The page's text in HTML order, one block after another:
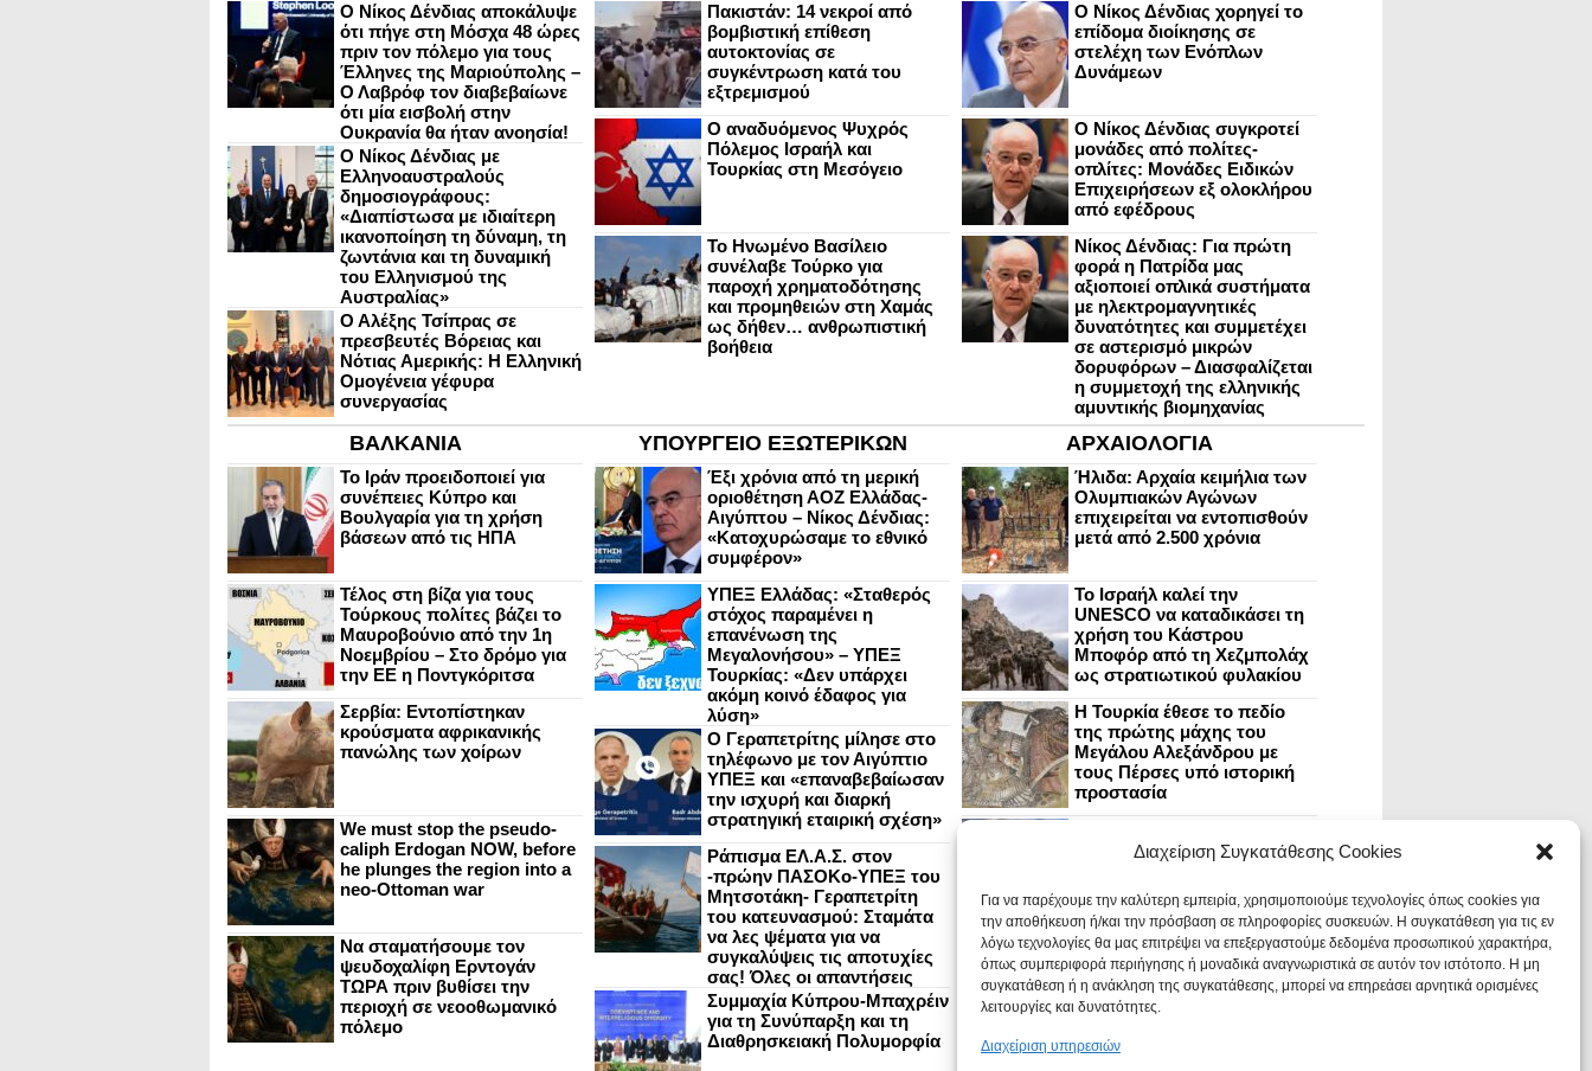
Διαχείριση Συγκατάθεσης Cookies
Για να παρέχουμε την καλύτερη εμπειρία, χρησιμοποιούμε τεχνολογίες όπως cookies για
την αποθήκευση ή/και την πρόσβαση σε πληροφορίες συσκευών. Η συγκατάθεση για τις εν
λόγω τεχνολογίες θα μας επιτρέψει να επεξεργαστούμε δεδομένα προσωπικού χαρακτήρα,
όπως συμπεριφορά περιήγησης ή μοναδικά αναγνωριστικά σε αυτόν τον ιστότοπο. Η μη
συγκατάθεση ή η ανάκληση της συγκατάθεσης, μπορεί να επηρεάσει αρνητικά ορισμένες
λειτουργίες και δυνατότητες.
Διαχείριση υπηρεσιών
Ο Νίκος Δένδιας αποκάλυψε
ότι πήγε στη Μόσχα 48 ώρες
πριν τον πόλεμο για τους
Έλληνες της Μαριούπολης –
Ο Λαβρόφ τον διαβεβαίωνε
ότι μία εισβολή στην
Ουκρανία θα ήταν ανοησία!
Ο Νίκος Δένδιας με
Ελληνοαυστραλούς
δημοσιογράφους:
«Διαπίστωσα με ιδιαίτερη
ικανοποίηση τη δύναμη, τη
ζωντάνια και τη δυναμική
του Ελληνισμού της
Αυστραλίας»
Ο Αλέξης Τσίπρας σε
πρεσβευτές Βόρειας και
Νότιας Αμερικής: Η Ελληνική
Ομογένεια γέφυρα
συνεργασίας
Πακιστάν: 14 νεκροί από
βομβιστική επίθεση
αυτοκτονίας σε
συγκέντρωση κατά του
εξτρεμισμού
Ο αναδυόμενος Ψυχρός
Πόλεμος Ισραήλ και
Τουρκίας στη Μεσόγειο
Το Ηνωμένο Βασίλειο
συνέλαβε Τούρκο για
παροχή χρηματοδότησης
και προμηθειών στη Χαμάς
ως δήθεν… ανθρωπιστική
βοήθεια
Ο Νίκος Δένδιας χορηγεί το
επίδομα διοίκησης σε
στελέχη των Ενόπλων
Δυνάμεων
Ο Νίκος Δένδιας συγκροτεί
μονάδες από πολίτες-
οπλίτες: Μονάδες Ειδικών
Επιχειρήσεων εξ ολοκλήρου
από εφέδρους
Νίκος Δένδιας: Για πρώτη
φορά η Πατρίδα μας
αξιοποιεί οπλικά συστήματα
με ηλεκτρομαγνητικές
δυνατότητες και συμμετέχει
σε αστερισμό μικρών
δορυφόρων – Διασφαλίζεται
η συμμετοχή της ελληνικής
αμυντικής βιομηχανίας
ΒΑΛΚΑΝΙΑ
Το Ιράν προειδοποιεί για
συνέπειες Κύπρο και
Βουλγαρία για τη χρήση
βάσεων από τις ΗΠΑ
Τέλος στη βίζα για τους
Τούρκους πολίτες βάζει το
Μαυροβούνιο από την 1η
Νοεμβρίου – Στο δρόμο για
την ΕΕ η Ποντγκόριτσα
Σερβία: Εντοπίστηκαν
κρούσματα αφρικανικής
πανώλης των χοίρων
We must stop the pseudo-
caliph Erdogan NOW, before
he plunges the region into a
neo-Ottoman war
Να σταματήσουμε τον
ψευδοχαλίφη Ερντογάν
ΤΩΡΑ πριν βυθίσει την
περιοχή σε νεοοθωμανικό
πόλεμο
ΥΠΟΥΡΓΕΙΟ ΕΞΩΤΕΡΙΚΩΝ
Έξι χρόνια από τη μερική
οριοθέτηση ΑΟΖ Ελλάδας-
Αιγύπτου – Νίκος Δένδιας:
«Κατοχυρώσαμε το εθνικό
συμφέρον»
ΥΠΕΞ Ελλάδας: «Σταθερός
στόχος παραμένει η
επανένωση της
Μεγαλονήσου» – ΥΠΕΞ
Τουρκίας: «Δεν υπάρχει
ακόμη κοινό έδαφος για
λύση»
Ο Γεραπετρίτης μίλησε στο
τηλέφωνο με τον Αιγύπτιο
ΥΠΕΞ και «επαναβεβαίωσαν
την ισχυρή και διαρκή
στρατηγική εταιρική σχέση»
Ράπισμα ΕΛ.Α.Σ. στον
-πρώην ΠΑΣΟΚο-ΥΠΕΞ του
Μητσοτάκη- Γεραπετρίτη
του κατευνασμού: Σταμάτα
να λες ψέματα για να
συγκαλύψεις τις αποτυχίες
σας! Όλες οι απαντήσεις
Συμμαχία Κύπρου-Μπαχρέιν
για τη Συνύπαρξη και τη
Διαθρησκειακή Πολυμορφία
ΑΡΧΑΙΟΛΟΓΙΑ
Ήλιδα: Αρχαία κειμήλια των
Ολυμπιακών Αγώνων
επιχειρείται να εντοπισθούν
μετά από 2.500 χρόνια
Το Ισραήλ καλεί την
UNESCO να καταδικάσει τη
χρήση του Κάστρου
Μποφόρ από τη Χεζμπολάχ
ως στρατιωτικού φυλακίου
Η Τουρκία έθεσε το πεδίο
της πρώτης μάχης του
Μεγάλου Αλεξάνδρου με
τους Πέρσες υπό ιστορική
προστασία
ανακτόρου στην
στο Παλάτι των Δεσποτών
Οι Νεάντερταλ έκαναν
οδοντιατρικές επεμβάσεις σε
χαλασμένα δόντια, σύμφωνα
με ευρήματα